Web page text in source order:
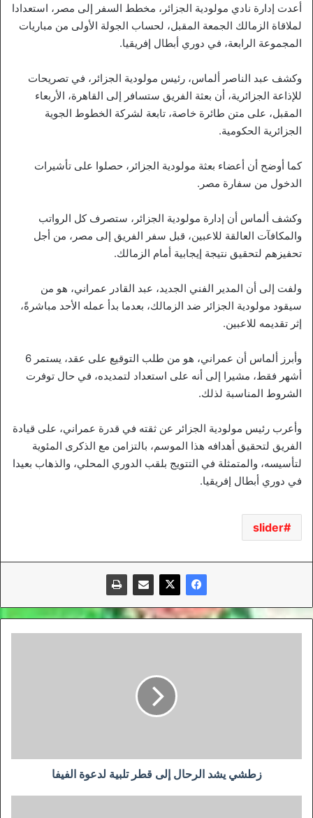
أعدت إدارة نادي مولودية الجزائر، مخطط السفر إلى مصر، استعدادا
لملاقاة الزمالك الجمعة المقبل، لحساب الجولة الأولى من مباريات
المجموعة الرابعة، في دوري أبطال إفريقيا.
وكشف عبد الناصر ألماس، رئيس مولودية الجزائر، في تصريحات
للإذاعة الجزائرية، أن بعثة الفريق ستسافر إلى القاهرة، الأربعاء
المقبل، على متن طائرة خاصة، تابعة لشركة الخطوط الجوية
الجزائرية الحكومية.
كما أوضح أن أعضاء بعثة مولودية الجزائر، حصلوا على تأشيرات
الدخول من سفارة مصر.
وكشف ألماس أن إدارة مولودية الجزائر، ستصرف كل الرواتب
والمكافآت العالقة للاعبين، قبل سفر الفريق إلى مصر، من أجل
تحفيزهم لتحقيق نتيجة إيجابية أمام الزمالك.
ولفت إلى أن المدير الفني الجديد، عبد القادر عمراني، هو من
سيقود مولودية الجزائر ضد الزمالك، بعدما بدأ عمله الأحد مباشرةً،
إثر تقديمه للاعبين.
وأبرز ألماس أن عمراني، هو من طلب التوقيع على عقد، يستمر 6
أشهر فقط، مشيرا إلى أنه على استعداد لتمديده، في حال توفرت
الشروط المناسبة لذلك.
وأعرب رئيس مولودية الجزائر عن ثقته في قدرة عمراني، على قيادة
الفريق لتحقيق أهدافه هذا الموسم، بالتزامن مع الذكرى المئوية
لتأسيسه، والمتمثلة في التتويج بلقب الدوري المحلي، والذهاب بعيدا
في دوري أبطال إفريقيا.
slider
زطشي يشد الرحال إلى قطر تلبية لدعوة الفيفا